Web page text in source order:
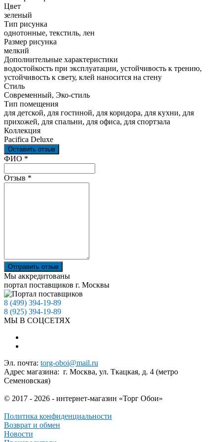
Цвет
зеленый
Тип рисунка
однотонные, текстиль, лен
Размер рисунка
мелкий
Дополнительные характеристики
водостойкость при эксплуатации, устойчивость к трению,
устойчивость к свету, клей наносится на стену
Стиль
Современный, Эко-стиль
Тип помещения
для детской, для гостиной, для коридора, для кухни, для
прихожей, для спальни, для офиса, для спортзала
Коллекция
Pacifica Deluxe
Оставить отзыв
Ваш отзыв был отправлен!
ФИО *
Отзыв *
Отправить отзыв
Мы аккредитованы
портал поставщиков г. Москвы
8 (499) 394-19-89
8 (925) 394-19-89
МЫ В СОЦСЕТЯХ
Эл. почта: torg-oboi@mail.ru
Адрес магазина: г. Москва, ул. Ткацкая, д. 4 (метро
Семеновская)
© 2017 - 2026 - интернет-магазин «Торг Обои»
Политика конфиденциальности
Возврат и обмен
Новости